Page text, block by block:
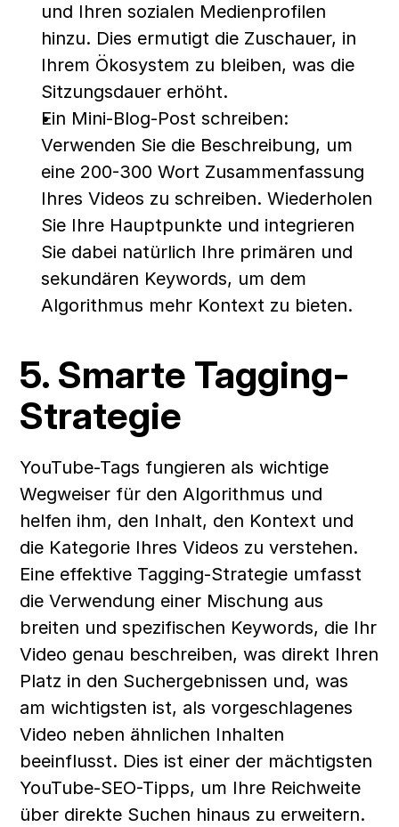
und Ihren sozialen Medienprofilen
hinzu. Dies ermutigt die Zuschauer, in
Ihrem Ökosystem zu bleiben, was die
Sitzungsdauer erhöht.
Ein Mini-Blog-Post schreiben:
Verwenden Sie die Beschreibung, um
eine 200-300 Wort Zusammenfassung
Ihres Videos zu schreiben. Wiederholen
Sie Ihre Hauptpunkte und integrieren
Sie dabei natürlich Ihre primären und
sekundären Keywords, um dem
Algorithmus mehr Kontext zu bieten.
5. Smarte Tagging-
Strategie
YouTube-Tags fungieren als wichtige
Wegweiser für den Algorithmus und
helfen ihm, den Inhalt, den Kontext und
die Kategorie Ihres Videos zu verstehen.
Eine effektive Tagging-Strategie umfasst
die Verwendung einer Mischung aus
breiten und spezifischen Keywords, die Ihr
Video genau beschreiben, was direkt Ihren
Platz in den Suchergebnissen und, was
am wichtigsten ist, als vorgeschlagenes
Video neben ähnlichen Inhalten
beeinflusst. Dies ist einer der mächtigsten
YouTube-SEO-Tipps, um Ihre Reichweite
über direkte Suchen hinaus zu erweitern.